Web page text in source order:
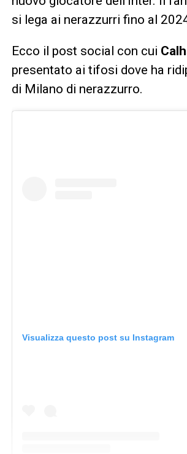
si lega ai nerazzurri fino al
Ecco il post social con cui
presentato ai tifosi dove ha
di Milano di nerazzurro.
Visualizza questo post su Instagram